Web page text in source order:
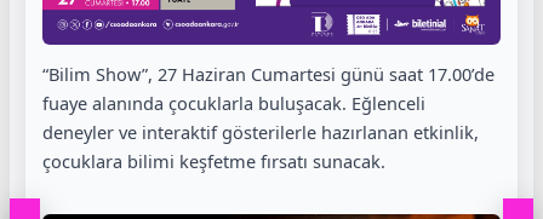
“Bilim Show”, 27 Haziran Cumartesi günü saat 17.00’de
fuaye alanında çocuklarla buluşacak. Eğlenceli
deneyler ve interaktif gösterilerle hazırlanan etkinlik,
çocuklara bilimi keşfetme fırsatı sunacak.